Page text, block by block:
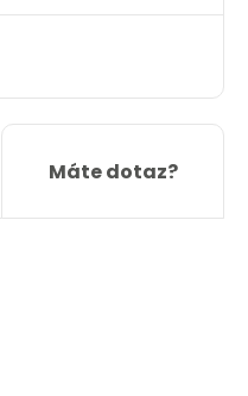
Máte dotaz?